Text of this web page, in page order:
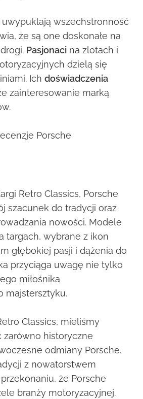
wszechstronność
że są one doskonałe na
Pasjonaci na zlotach i
dzielą się
Ich doświadczenia
zainteresowanie marką
Retro Classics, Porsche
szacunek do tradycji oraz
nowości. Modele
targach, wybrane z ikon
głębokiej pasji i dążenia do
przyciąga uwagę nie tylko
miłośnika
majstersztyku.
Classics, mieliśmy
zarówno historyczne
odmiany Porsche.
z nowatorstwem
że Porsche
branży motoryzacyjnej.